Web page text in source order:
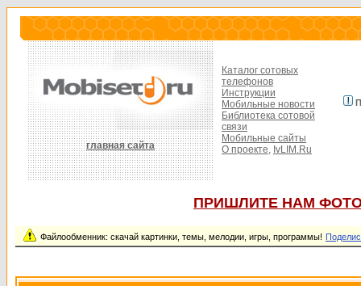
главная сайта
Каталог сотовых
телефонов
Инструкции
Мобильные новости
Библиотека сотовой
связи
Мобильные сайты
О проекте, IvLIM.Ru
ПРИШЛИТЕ НАМ
Файлообменник: скачай картинки, темы, мелодии, игры, программы!